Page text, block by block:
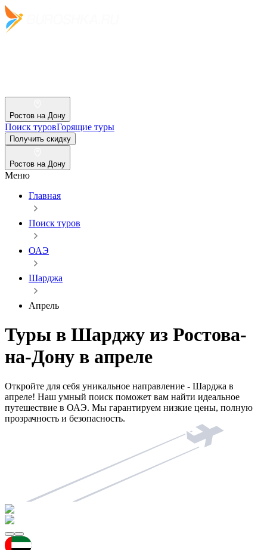
Ростов на Дону
Поиск туровГорящие туры
Получить скидку
Ростов на Дону
Меню
Главная
Поиск туров
ОАЭ
Шарджа
Апрель
Туры в Шарджу из Ростова-
на-Дону в апреле
Откройте для себя уникальное направление - Шарджа в
апреле! Наш умный поиск поможет вам найти идеальное
путешествие в ОАЭ. Мы гарантируем низкие цены, полную
прозрачность и безопасность.